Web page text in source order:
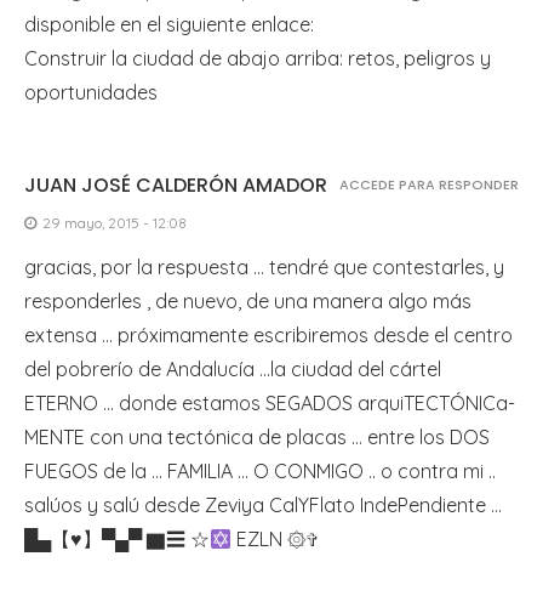
disponible en el siguiente enlace:
Construir la ciudad de abajo arriba: retos, peligros y
oportunidades
JUAN JOSÉ CALDERÓN AMADOR
29 mayo, 2015 - 12:08
gracias, por la respuesta … tendré que contestarles, y
responderles , de nuevo, de una manera algo más
extensa … próximamente escribiremos desde el centro
del pobrerío de Andalucía …la ciudad del cártel
ETERNO … donde estamos SEGADOS arquiTECTÓNICa-
MENTE con una tectónica de placas … entre los DOS
FUEGOS de la … FAMILIA … O CONMIGO .. o contra mi ..
salúos y salú desde Zeviya CalYFlato IndePendiente …
█▄【♥】▀▄▀ ▇☰ ☆ EZLN ۞✞
ACCEDE PARA RESPONDER